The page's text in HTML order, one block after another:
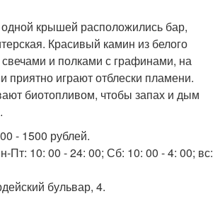
крышей расположились бар,
Красивый камин из белого
и полками с графинами, на
приятно играют отблески пламени.
биотопливом, чтобы запах и дым
- 1500 рублей.
Пт: 10: 00 - 24: 00; Сб: 10: 00 - 4: 00; вс:
бульвар, 4.